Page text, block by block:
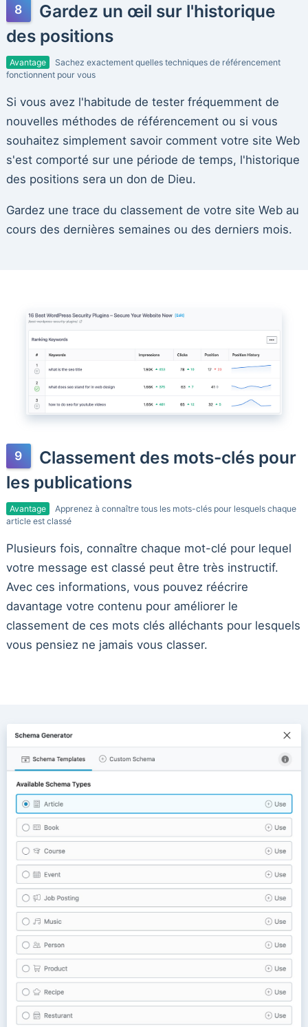
Gardez un œil sur l'historique
des positions
Avantage
Sachez exactement quelles techniques de référencement
fonctionnent pour vous
Si vous avez l'habitude de tester fréquemment de
nouvelles méthodes de référencement ou si vous
souhaitez simplement savoir comment votre site Web
s'est comporté sur une période de temps, l'historique
des positions sera un don de Dieu.
Gardez une trace du classement de votre site Web au
cours des dernières semaines ou des derniers mois.
Classement des mots-clés pour
les publications
Avantage
Apprenez à connaître tous les mots-clés pour lesquels chaque
article est classé
Plusieurs fois, connaître chaque mot-clé pour lequel
votre message est classé peut être très instructif.
Avec ces informations, vous pouvez réécrire
davantage votre contenu pour améliorer le
classement de ces mots clés alléchants pour lesquels
vous pensiez ne jamais vous classer.